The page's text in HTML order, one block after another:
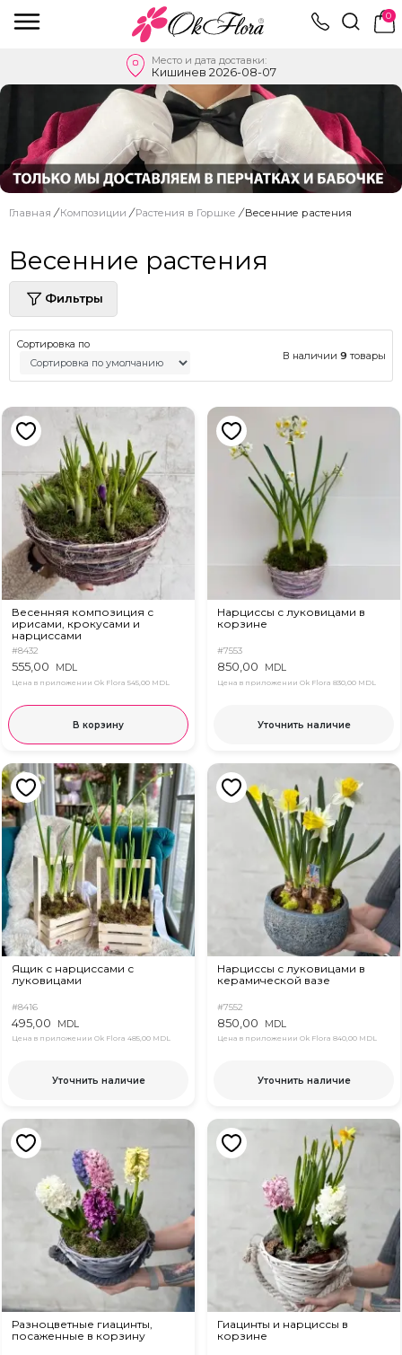
0
Место и дата доставки:
Кишинев 2026-08-07
Главная / Композиции / Растения в Горшке / Весенние растения
Весенние растения
Фильтры
Сортировка по
В наличии 9 товары
Весенняя композиция с
ирисами, крокусами и
нарциссами
#8432
555,00 MDL
Цена в приложении Ok Flora 545,00 MDL
В корзину
Нарциссы с луковицами в
корзине
#7553
850,00 MDL
Цена в приложении Ok Flora 830,00 MDL
Уточнить наличие
Ящик с нарциссами с
луковицами
#8416
495,00 MDL
Цена в приложении Ok Flora 485,00 MDL
Уточнить наличие
Нарциссы с луковицами в
керамической вазе
#7552
850,00 MDL
Цена в приложении Ok Flora 840,00 MDL
Уточнить наличие
Разноцветные гиацинты,
посаженные в корзину
Гиацинты и нарциссы в
корзине